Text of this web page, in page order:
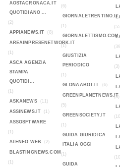
AOSTACRONACA.IT
QUOTIDIANO ...
(2)
APPIANEWS.IT
(8)
AREAIMPRESENETWORK.IT
(1)
ASCA AGENZIA
STAMPA
QUOTIDI...
(1)
ASKANEWS
(11)
ASSINEWS.IT (1)
ASSOSFTWARE
(1)
ATENEO WEB
(2)
BLASTINGNEWS.COM
(1)
(6)
GIORNALETRENTINO.IT
(1)
GIORNALETTISMO.COM
(1)
GIUSTIZIA
PERIODICO
(1)
GLONAABOT.IT
(6)
GREENPLANETNEWS.IT
(5)
GREENSOCIETY.IT
(1)
GUIDA GIURIDICA
ITALIA OGGI
(1)
GUIDA
(3)
(8)